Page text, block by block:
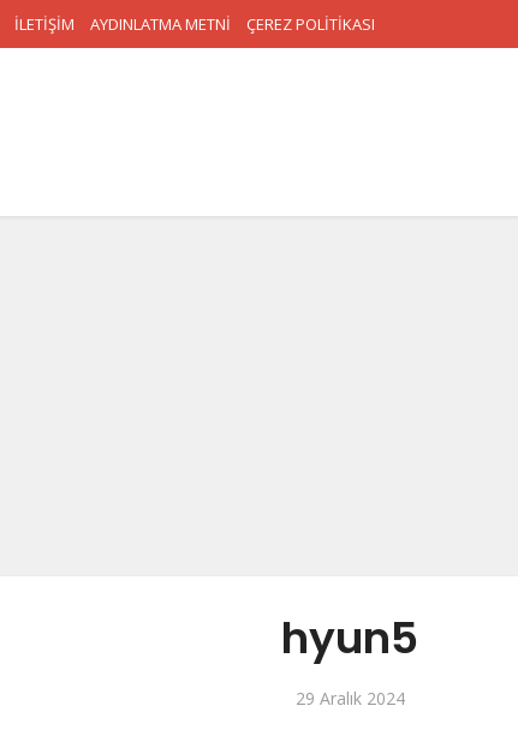
İLETİŞİM AYDINLATMA METNİ ÇEREZ POLİTİKASI
hyun5
29 Aralık 2024